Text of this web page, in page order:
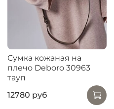
Сумка кожаная на
плечо Deboro 30963
тауп
12780 руб